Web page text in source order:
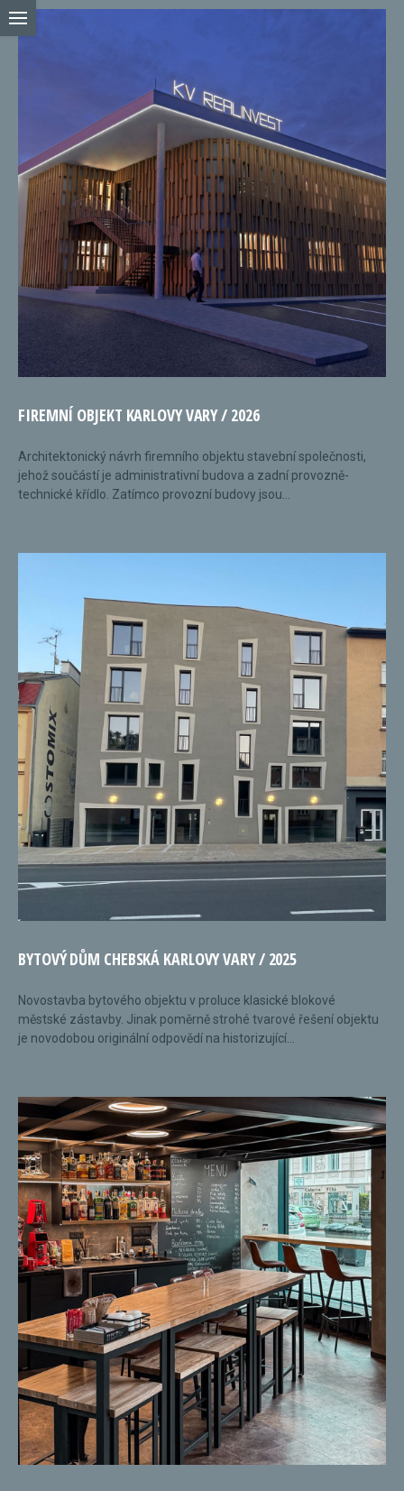
FIREMNÍ OBJEKT KARLOVY VARY / 2026
Architektonický návrh firemního objektu stavební společnosti,
jehož součástí je administrativní budova a zadní provozně-
technické křídlo. Zatímco provozní budovy jsou...
BYTOVÝ DŮM CHEBSKÁ KARLOVY VARY / 2025
Novostavba bytového objektu v proluce klasické blokové
městské zástavby. Jinak poměrně strohé tvarové řešení objektu
je novodobou originální odpovědí na historizující...